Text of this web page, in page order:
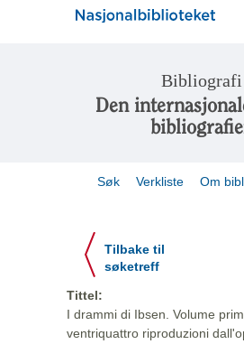
Bibliografi
Den
Søk Verkliste Om
Tilbake til
søketreff
Tittel:
I drammi di Ibsen. Volume
ventriquattro riproduzioni